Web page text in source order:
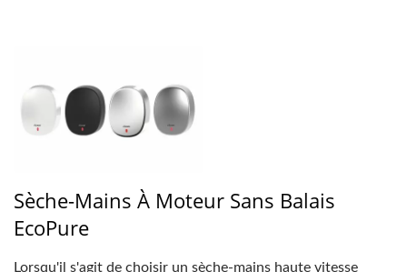
Sèche-Mains À Moteur Sans Balais
EcoPure
Lorsqu'il s'agit de choisir un sèche-mains haute vitesse